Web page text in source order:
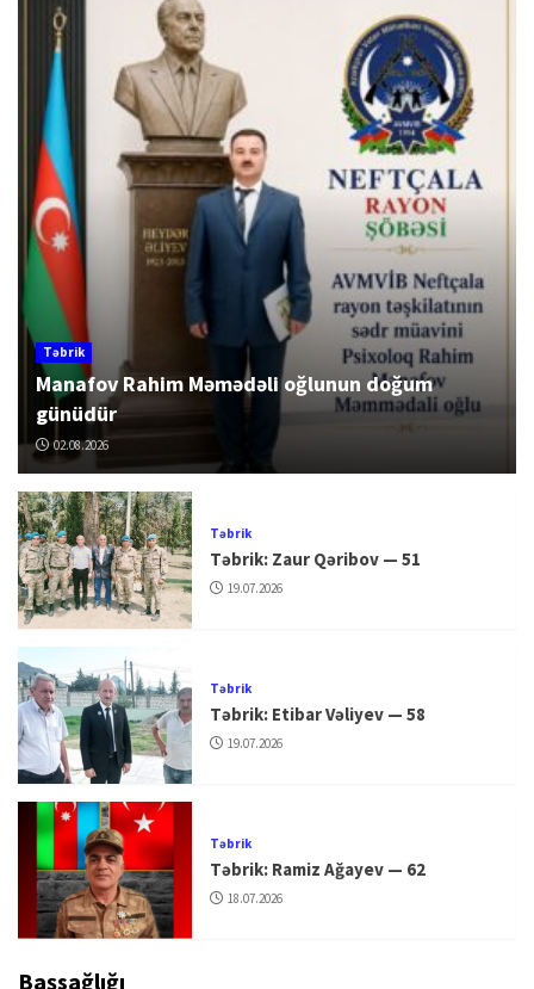
Təbrik
Manafov Rahim Məmədəli oğlunun doğum
günüdür
02.08.2026
Təbrik
Təbrik: Zaur Qəribov — 51
19.07.2026
Təbrik
Təbrik: Etibar Vəliyev — 58
19.07.2026
Təbrik
Təbrik: Ramiz Ağayev — 62
18.07.2026
Başsağlığı